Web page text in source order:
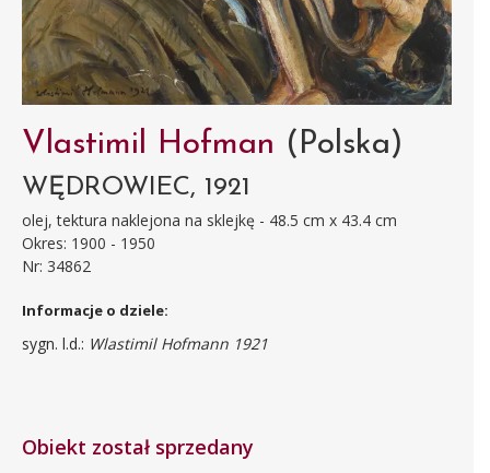
Vlastimil Hofman (Polska)
WĘDROWIEC, 1921
olej, tektura naklejona na sklejkę - 48.5 cm x 43.4 cm
Okres: 1900 - 1950
Nr: 34862
Informacje o dziele:
sygn. l.d.: Wlastimil Hofmann 1921
Obiekt został sprzedany